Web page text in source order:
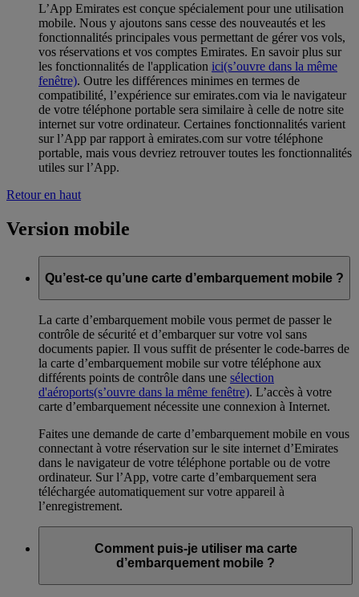
L’App Emirates est conçue spécialement pour une utilisation
mobile. Nous y ajoutons sans cesse des nouveautés et les
fonctionnalités principales vous permettant de gérer vos vols,
vos réservations et vos comptes Emirates. En savoir plus sur
les fonctionnalités de l'application ici(s’ouvre dans la même
fenêtre). Outre les différences minimes en termes de
compatibilité, l’expérience sur emirates.com via le navigateur
de votre téléphone portable sera similaire à celle de notre site
internet sur votre ordinateur. Certaines fonctionnalités varient
sur l’App par rapport à emirates.com sur votre téléphone
portable, mais vous devriez retrouver toutes les fonctionnalités
utiles sur l’App.
Retour en haut
Version mobile
Qu’est-ce qu’une carte d’embarquement mobile ?
La carte d’embarquement mobile vous permet de passer le
contrôle de sécurité et d’embarquer sur votre vol sans
documents papier. Il vous suffit de présenter le code-barres de
la carte d’embarquement mobile sur votre téléphone aux
différents points de contrôle dans une sélection
d'aéroports(s’ouvre dans la même fenêtre). L’accès à votre
carte d’embarquement nécessite une connexion à Internet.
Faites une demande de carte d’embarquement mobile en vous
connectant à votre réservation sur le site internet d’Emirates
dans le navigateur de votre téléphone portable ou de votre
ordinateur. Sur l’App, votre carte d’embarquement sera
téléchargée automatiquement sur votre appareil à
l’enregistrement.
Comment puis-je utiliser ma carte
d’embarquement mobile ?